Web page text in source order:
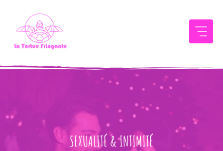
contenu
SEXUALITÉ & INTIMITÉ